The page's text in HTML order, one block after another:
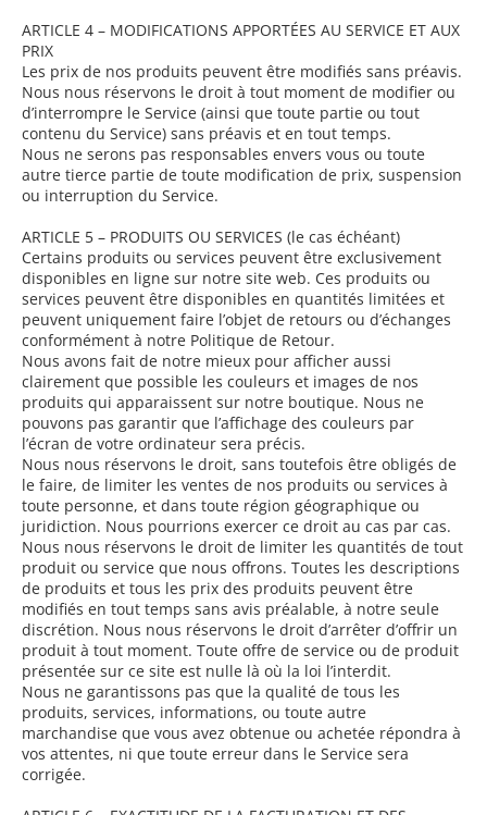
ARTICLE 4 – MODIFICATIONS APPORTÉES AU SERVICE ET AUX
PRIX
Les prix de nos produits peuvent être modifiés sans préavis.
Nous nous réservons le droit à tout moment de modifier ou
d’interrompre le Service (ainsi que toute partie ou tout
contenu du Service) sans préavis et en tout temps.
Nous ne serons pas responsables envers vous ou toute
autre tierce partie de toute modification de prix, suspension
ou interruption du Service.
ARTICLE 5 – PRODUITS OU SERVICES (le cas échéant)
Certains produits ou services peuvent être exclusivement
disponibles en ligne sur notre site web. Ces produits ou
services peuvent être disponibles en quantités limitées et
peuvent uniquement faire l’objet de retours ou d’échanges
conformément à notre Politique de Retour.
Nous avons fait de notre mieux pour afficher aussi
clairement que possible les couleurs et images de nos
produits qui apparaissent sur notre boutique. Nous ne
pouvons pas garantir que l’affichage des couleurs par
l’écran de votre ordinateur sera précis.
Nous nous réservons le droit, sans toutefois être obligés de
le faire, de limiter les ventes de nos produits ou services à
toute personne, et dans toute région géographique ou
juridiction. Nous pourrions exercer ce droit au cas par cas.
Nous nous réservons le droit de limiter les quantités de tout
produit ou service que nous offrons. Toutes les descriptions
de produits et tous les prix des produits peuvent être
modifiés en tout temps sans avis préalable, à notre seule
discrétion. Nous nous réservons le droit d’arrêter d’offrir un
produit à tout moment. Toute offre de service ou de produit
présentée sur ce site est nulle là où la loi l’interdit.
Nous ne garantissons pas que la qualité de tous les
produits, services, informations, ou toute autre
marchandise que vous avez obtenue ou achetée répondra à
vos attentes, ni que toute erreur dans le Service sera
corrigée.